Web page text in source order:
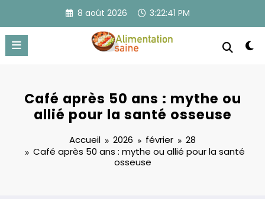
contenu
8 août 2026 3:22:42 PM
Café après 50 ans : mythe ou
allié pour la santé osseuse
Accueil 2026 février
28
Café après 50 ans : mythe ou allié pour la santé
osseuse